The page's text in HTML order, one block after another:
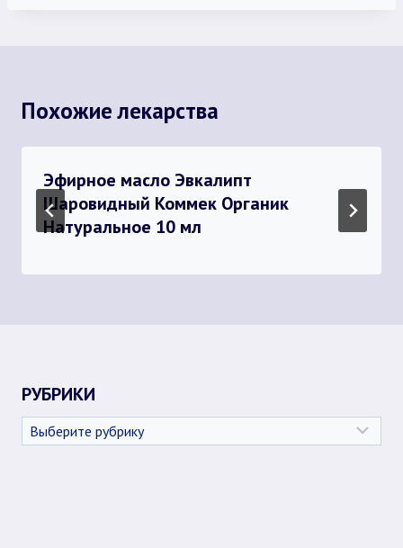
Похожие лекарства
Эфирное масло Эвкалипт
Шаровидный Коммек Органик
Натуральное 10 мл
РУБРИКИ
Рубрики